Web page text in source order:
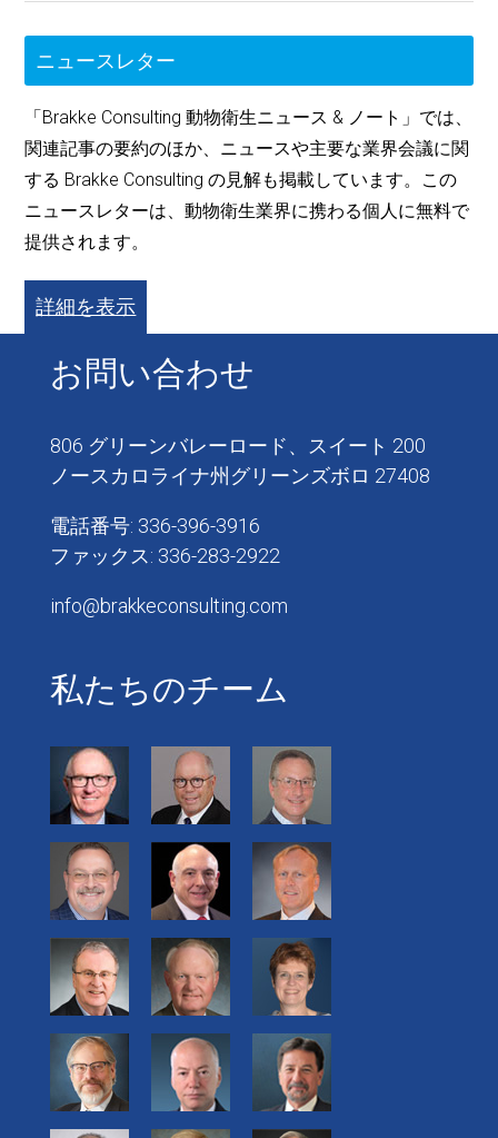
ニュースレター
「Brakke Consulting 動物衛生ニュース & ノート」では、
関連記事の要約のほか、ニュースや主要な業界会議に関
する Brakke Consulting の見解も掲載しています。この
ニュースレターは、動物衛生業界に携わる個人に無料で
提供されます。
詳細を表示
お問い合わせ
806 グリーンバレーロード、スイート 200
ノースカロライナ州グリーンズボロ 27408
電話番号: 336-396-3916
ファックス: 336-283-2922
info@brakkeconsulting.com
私たちのチーム